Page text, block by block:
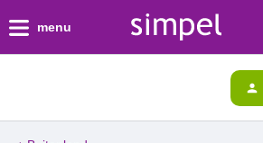
menu